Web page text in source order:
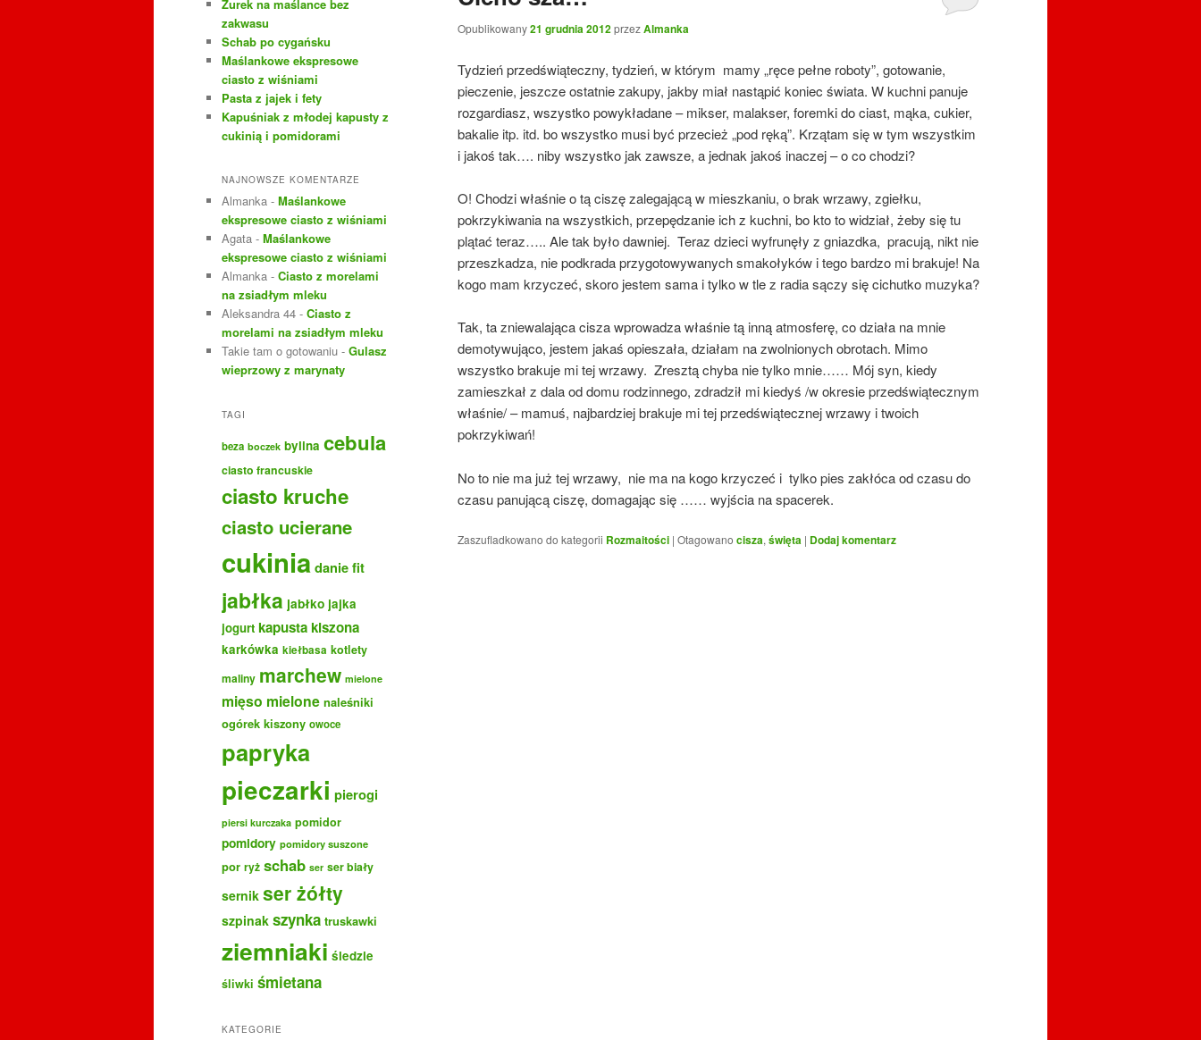
Opublikowany21 grudnia 2012przezAlmanka
Tydzień przedświąteczny, tydzień, w którym mamy „ręce pełne roboty”, gotowanie,
pieczenie, jeszcze ostatnie zakupy, jakby miał nastąpić koniec świata. W kuchni panuje
rozgardiasz, wszystko powykładane – mikser, malakser, foremki do ciast, mąka, cukier,
bakalie itp. itd. bo wszystko musi być przecież „pod ręką”. Krzątam się w tym wszystkim
i jakoś tak…. niby wszystko jak zawsze, a jednak jakoś inaczej – o co chodzi?
O! Chodzi właśnie o tą ciszę zalegającą w mieszkaniu, o brak wrzawy, zgiełku,
pokrzykiwania na wszystkich, przepędzanie ich z kuchni, bo kto to widział, żeby się tu
plątać teraz….. Ale tak było dawniej. Teraz dzieci wyfrunęły z gniazdka, pracują, nikt nie
przeszkadza, nie podkrada przygotowywanych smakołyków i tego bardzo mi brakuje! Na
kogo mam krzyczeć, skoro jestem sama i tylko w tle z radia sączy się cichutko muzyka?
Tak, ta zniewalająca cisza wprowadza właśnie tą inną atmosferę, co działa na mnie
demotywująco, jestem jakaś opieszała, działam na zwolnionych obrotach. Mimo
wszystko brakuje mi tej wrzawy. Zresztą chyba nie tylko mnie…… Mój syn, kiedy
zamieszkał z dala od domu rodzinnego, zdradził mi kiedyś /w okresie przedświątecznym
właśnie/ – mamuś, najbardziej brakuje mi tej przedświątecznej wrzawy i twoich
pokrzykiwań!
No to nie ma już tej wrzawy, nie ma na kogo krzyczeć i tylko pies zakłóca od czasu do
czasu panującą ciszę, domagając się …… wyjścia na spacerek.
Zaszufladkowano do kategorii Rozmaitości | Otagowano cisza, święta | Dodaj komentarz
j
Żurek na maślance bez
zakwasu
Schab po cygańsku
Maślankowe ekspresowe
ciasto z wiśniami
Pasta z jajek i fety
Kapuśniak z młodej kapusty z
cukinią i pomidorami
NAJNOWSZE KOMENTARZE
Almanka - Maślankowe
ekspresowe ciasto z wiśniami
Agata - Maślankowe
ekspresowe ciasto z wiśniami
Almanka - Ciasto z morelami
na zsiadłym mleku
Aleksandra 44 - Ciasto z
morelami na zsiadłym mleku
Takie tam o gotowaniu - Gulasz
wieprzowy z marynaty
TAGI
beza boczek bylina cebula
ciasto francuskie
ciasto kruche
ciasto ucierane
cukiniadanie fit
jabłka jabłko jajka
jogurt kapusta kiszona
karkówka kiełbasa kotlety
maliny marchew mielone
mięso mielone naleśniki
ogórek kiszony owoce
papryka
pieczarki pierogi
piersi kurczaka pomidor
pomidory pomidory suszone
por ryż schab ser ser biały
sernik ser żółty
szpinak szynka truskawki
ziemniaki śledzie
śliwki śmietana
KATEGORIE